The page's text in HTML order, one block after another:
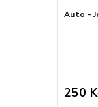
Auto -
250